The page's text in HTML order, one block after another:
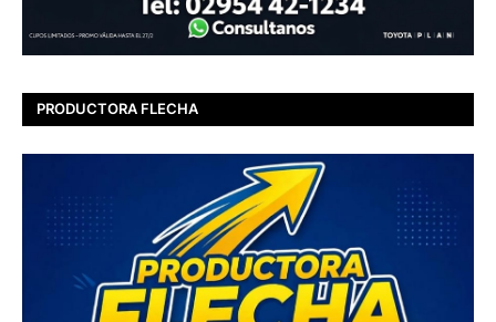
PRODUCTORA FLECHA